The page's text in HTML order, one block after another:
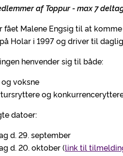
afToppur - max 7
fået Malene Engsig til at
Holar i 1997 og driver til
henvender sig til både:
voksne
og
datoer:
d. 29. september
d. 20. oktober (link til